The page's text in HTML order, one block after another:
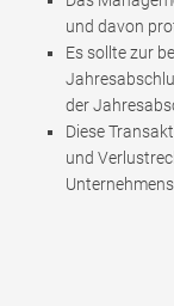
und davon
Es sollte zur
der
Diese
und